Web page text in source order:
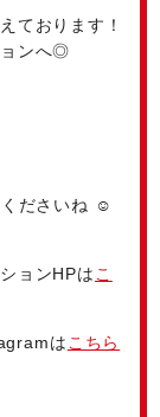
ております！
ョンへ◎
くださいね ☺
ョンHPは こ
は こちら